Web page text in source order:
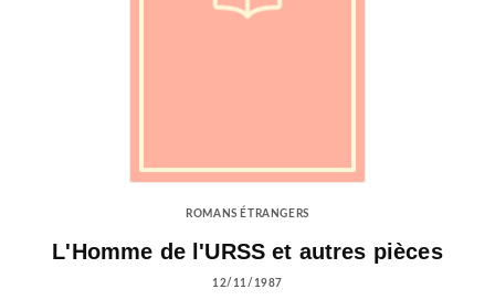
ROMANS ÉTRANGERS
L'Homme de l'URSS et autres pièces
12/11/1987